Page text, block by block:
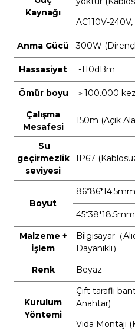
Kaynağı
AC110V-240V,
Anma Gücü 300W
Hassasiyet -110dBm
Ömür boyu ＞100.000 kez
Çalışma
Mesafesi
150m (Açık
Su
geçirmezlik
seviyesi
IP67
Boyut
45*38*18.5mm
Malzeme +
İşlem
Bilgisayar（
Dayanıklı）
Renk
Beyaz
Kurulum
Yöntemi
Çift taraflı
Anahtar)
Vida Montajı